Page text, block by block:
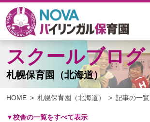
スクールブログ
札幌保育園（北海道）
HOME 札幌保育園（北海道） 記事の一覧
▼校舎の一覧をすべて表示